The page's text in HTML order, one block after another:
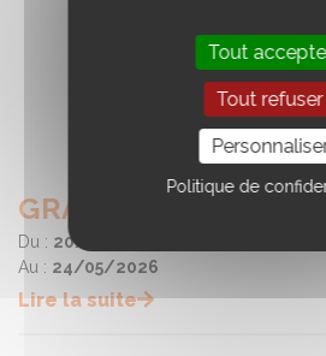
GRAND PRIX CSI 2★ –
Du : 20/05/2026
Au : 24/05/2026
Lire la suite
Tout
Tout refuser
Politique de